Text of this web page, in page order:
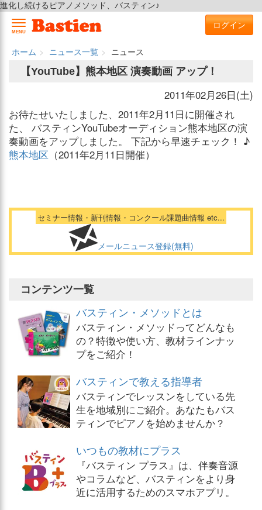
進化し続けるピアノメソッド、バスティン♪
MENU
ログイン
ホーム ニュース一覧
ニュース
【YouTube】熊本地区 演奏動画 アップ！
2011年02月26日(土)
お待たせいたしました、2011年2月11日に開催され
た、 バスティンYouTubeオーディション熊本地区の演
奏動画をアップしました。 下記から早速チェック！ ♪
熊本地区 （2011年2月11日開催）
セミナー情報・新刊情報・コンクール課題曲情報 etc...
メールニュース登録(無料)
コンテンツ一覧
バスティン・メソッドとは
バスティン・メソッドってどんなも
の？特徴や使い方、教材ラインナッ
プをご紹介！
バスティンで教える指導者
バスティンでレッスンをしている先
生を地域別にご紹介。あなたもバス
ティンでピアノを始めませんか？
いつもの教材にプラス
『バスティン プラス』は、伴奏音源
やコラムなど、バスティンをより身
近に活用するためのスマホアプリ。